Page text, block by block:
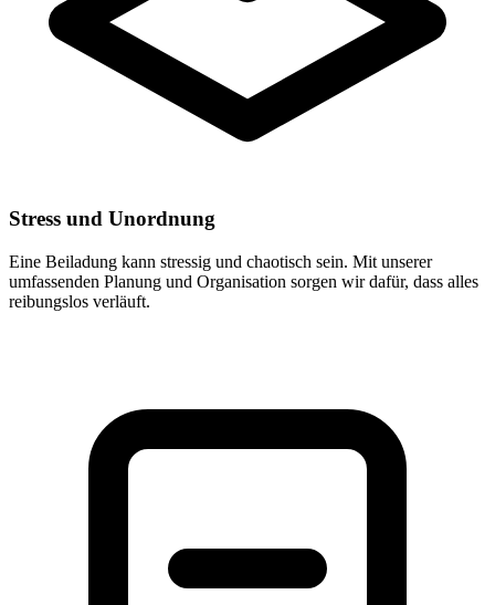
Stress und Unordnung
Eine Beiladung kann stressig und chaotisch sein. Mit unserer
umfassenden Planung und Organisation sorgen wir dafür, dass alles
reibungslos verläuft.